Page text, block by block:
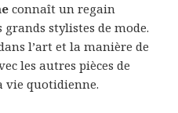
connaît un regain
grands stylistes de mode.
l’art et la manière de
les autres pièces de
vie quotidienne.